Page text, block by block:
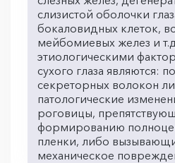
слизистой оболочки
бокаловидных клеток,
мейбомиевых желез и
этиологическими
сухого глаза являются:
секреторных волокон
патологические
роговицы,
формированию
пленки, либо
механическое